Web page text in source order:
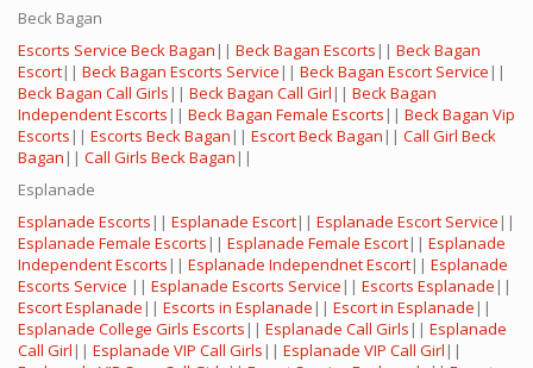
Beck Bagan
Escorts Service Beck Bagan || Beck Bagan Escorts || Beck Bagan
Escort|| Beck Bagan Escorts Service || Beck Bagan Escort Service ||
Beck Bagan Call Girls || Beck Bagan Call Girl || Beck Bagan
Independent Escorts || Beck Bagan Female Escorts || Beck Bagan Vip
Escorts || Escorts Beck Bagan || Escort Beck Bagan || Call Girl Beck
Bagan || Call Girls Beck Bagan ||
Esplanade
Esplanade Escorts || Esplanade Escort|| Esplanade Escort Service ||
Esplanade Female Escorts || Esplanade Female Escort|| Esplanade
Independent Escorts || Esplanade Independnet Escort|| Esplanade
Escorts Service || Esplanade Escorts Service || Escorts Esplanade ||
Escort Esplanade || Escorts in Esplanade || Escort in Esplanade ||
Esplanade College Girls Escorts || Esplanade Call Girls || Esplanade
Call Girl || Esplanade VIP Call Girls || Esplanade VIP Call Girl ||